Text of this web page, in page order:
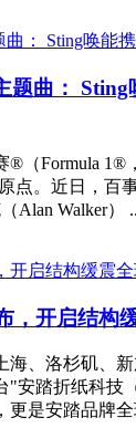
曲： Sting
®（Formula 1®
原点。近日，
Alan Walker）
，开启结构
海、洛杉矶、
"安踏折纸科技
是安踏品牌